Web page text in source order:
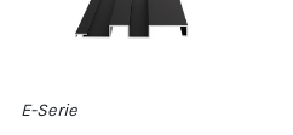
E-Serie